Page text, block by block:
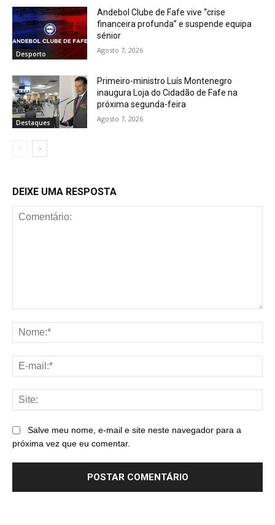
Desporto
Andebol Clube de Fafe vive “crise
financeira profunda” e suspende equipa
sénior
Agosto 7, 2026
Destaques
Primeiro-ministro Luís Montenegro
inaugura Loja do Cidadão de Fafe na
próxima segunda-feira
Agosto 7, 2026
DEIXE UMA RESPOSTA
Salve meu nome, e-mail e site neste navegador para a
próxima vez que eu comentar.